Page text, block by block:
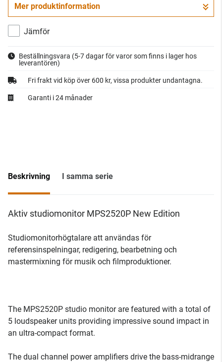
Gå till kassan
Mer produktinformation
Jämför
Beställningsvara (5-7 dagar för varor som finns i lager hos
leverantören)
Fri frakt vid köp över 600 kr, vissa produkter undantagna.
Garanti i 24 månader
Beskrivning I samma serie
Aktiv studiomonitor MPS2520P New Edition
Studiomonitorhögtalare att användas för
referensinspelningar, redigering, bearbetning och
mastermixning för musik och filmproduktioner.
The MPS2520P studio monitor are featured with a total of
5 loudspeaker units providing impressive sound impact in
an ultra-compact format.
The dual channel power amplifiers drive the bass-midrange